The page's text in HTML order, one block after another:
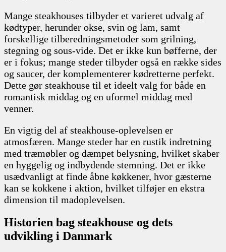
Mange steakhouses tilbyder et varieret udvalg af
kødtyper, herunder okse, svin og lam, samt
forskellige tilberedningsmetoder som grilning,
stegning og sous-vide. Det er ikke kun bøfferne, der
er i fokus; mange steder tilbyder også en række sides
og saucer, der komplementerer kødretterne perfekt.
Dette gør steakhouse til et ideelt valg for både en
romantisk middag og en uformel middag med
venner.
En vigtig del af steakhouse-oplevelsen er
atmosfæren. Mange steder har en rustik indretning
med træmøbler og dæmpet belysning, hvilket skaber
en hyggelig og indbydende stemning. Det er ikke
usædvanligt at finde åbne køkkener, hvor gæsterne
kan se kokkene i aktion, hvilket tilføjer en ekstra
dimension til madoplevelsen.
Historien bag steakhouse og dets
udvikling i Danmark